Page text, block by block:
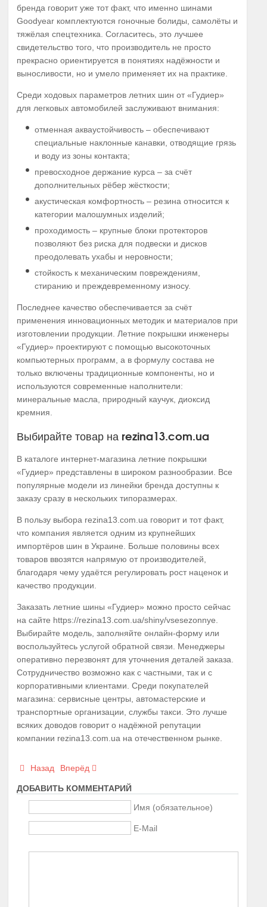
бренда говорит уже тот факт, что именно шинами
Goodyear комплектуются гоночные болиды, самолёты и
тяжёлая спецтехника. Согласитесь, это лучшее
свидетельство того, что производитель не просто
прекрасно ориентируется в понятиях надёжности и
выносливости, но и умело применяет их на практике.
Среди ходовых параметров летних шин от «Гудиер»
для легковых автомобилей заслуживают внимания:
отменная акваустойчивость – обеспечивают
специальные наклонные канавки, отводящие грязь
и воду из зоны контакта;
превосходное держание курса – за счёт
дополнительных рёбер жёсткости;
акустическая комфортность – резина относится к
категории малошумных изделий;
проходимость – крупные блоки протекторов
позволяют без риска для подвески и дисков
преодолевать ухабы и неровности;
стойкость к механическим повреждениям,
стиранию и преждевременному износу.
Последнее качество обеспечивается за счёт
применения инновационных методик и материалов при
изготовлении продукции. Летние покрышки инженеры
«Гудиер» проектируют с помощью высокоточных
компьютерных программ, а в формулу состава не
только включены традиционные компоненты, но и
используются современные наполнители:
минеральные масла, природный каучук, диоксид
кремния.
Выбирайте товар на rezina13.com.ua
В каталоге интернет-магазина летние покрышки
«Гудиер» представлены в широком разнообразии. Все
популярные модели из линейки бренда доступны к
заказу сразу в нескольких типоразмерах.
В пользу выбора rezina13.com.ua говорит и тот факт,
что компания является одним из крупнейших
импортёров шин в Украине. Больше половины всех
товаров ввозятся напрямую от производителей,
благодаря чему удаётся регулировать рост наценок и
качество продукции.
Заказать летние шины «Гудиер» можно просто сейчас
на сайте https://rezina13.com.ua/shiny/vsesezonnye.
Выбирайте модель, заполняйте онлайн-форму или
воспользуйтесь услугой обратной связи. Менеджеры
оперативно перезвонят для уточнения деталей заказа.
Сотрудничество возможно как с частными, так и с
корпоративными клиентами. Среди покупателей
магазина: сервисные центры, автомастерские и
транспортные организации, службы такси. Это лучше
всяких доводов говорит о надёжной репутации
компании rezina13.com.ua на отечественном рынке.
Назад Вперёд
ДОБАВИТЬ КОММЕНТАРИЙ
Имя (обязательное)
E-Mail